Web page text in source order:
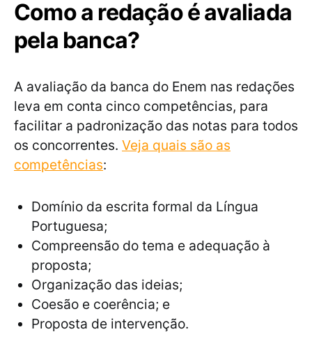
Como a redação é avaliada
pela banca?
A avaliação da banca do Enem nas redações
leva em conta cinco competências, para
facilitar a padronização das notas para todos
os concorrentes. Veja quais são as
competências:
Domínio da escrita formal da Língua
Portuguesa;
Compreensão do tema e adequação à
proposta;
Organização das ideias;
Coesão e coerência; e
Proposta de intervenção.